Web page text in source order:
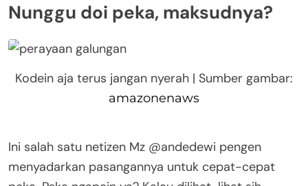
Nunggu doi peka, maksudnya?
Kodein aja terus jangan nyerah | Sumber gambar:
amazonenaws
Ini salah satu netizen Mz @andedewi pengen
menyadarkan pasangannya untuk cepat-cepat